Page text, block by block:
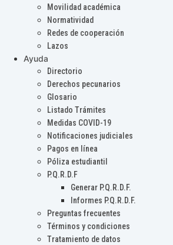
Movilidad académica
Normatividad
Redes de cooperación
Lazos
Ayuda
Directorio
Derechos pecunarios
Glosario
Listado Trámites
Medidas COVID-19
Notificaciones judiciales
Pagos en línea
Póliza estudiantil
P.Q.R.D.F
Generar P.Q.R.D.F.
Informes P.Q.R.D.F.
Preguntas frecuentes
Términos y condiciones
Tratamiento de datos